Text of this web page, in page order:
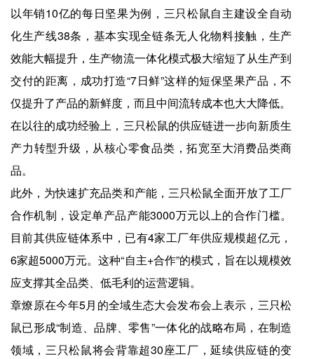
以年销10亿的每日坚果为例，三只松鼠自主建设全自动
化生产线38条，基本实现全链条无人化物料接触，生产
效能大幅提升，生产物流一体化模式极大缩短了从生产到
交付的距离，成功打造“7日鲜”这样的短保坚果产品，不
仅提升了产品的新鲜度，而且中间流转成本也大大降低。
在以往的成功经验上，三只松鼠的供应链进一步向新质生
产力转型升级，从核心零食品类，拓宽至大消费品类商
品。
此外，为快速扩充品类和产能，三只松鼠全面开放了工厂
合作机制，设定单产品产能3000万元以上的合作门槛。
目前其供应链体系中，已有4家工厂年供应规模超亿元，
6家超5000万元。这种“自主+合作”的模式，旨在以规模效
应支撑其全品类、低毛利的运营逻辑。
章燎原在今年5月的全域生态大会发布会上表示，三只松
鼠已形成“制造、品牌、零售”一体化的战略布局，在制造
领域，三只松鼠将会背靠超30座工厂，延续供应链的变